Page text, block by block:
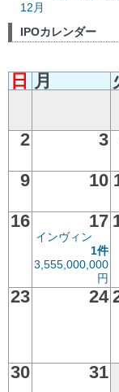
12月
IPOカレンダー
日 月
2
3
9
10
16
17
インヴィン
1件
3,555,000,000
円
23 24
30 31